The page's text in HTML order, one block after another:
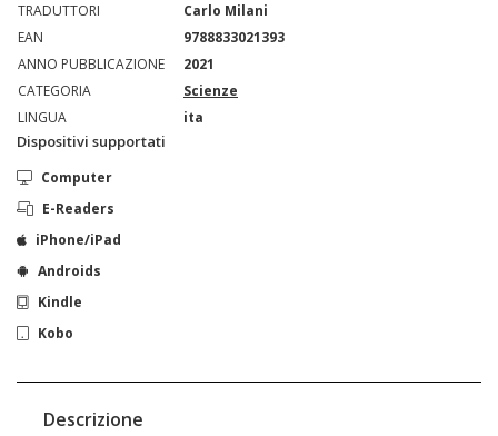
TRADUTTORI
Carlo Milani
EAN
9788833021393
ANNO PUBBLICAZIONE
2021
CATEGORIA
Scienze
LINGUA
ita
Dispositivi supportati
Computer
E-Readers
iPhone/iPad
Androids
Kindle
Kobo
Descrizione